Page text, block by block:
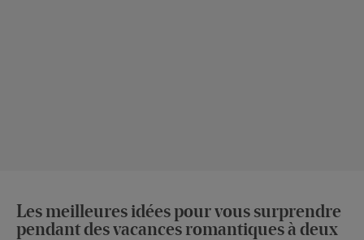
Les meilleures idées pour vous surprendre
pendant des vacances romantiques à deux